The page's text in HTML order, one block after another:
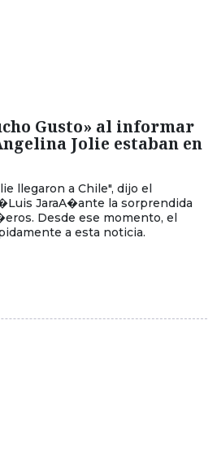
Gusto» al informar
Jolie estaban en
llegaron a Chile", dijo el
JaraA�ante la sorprendida
Desde ese momento, el
a esta noticia.